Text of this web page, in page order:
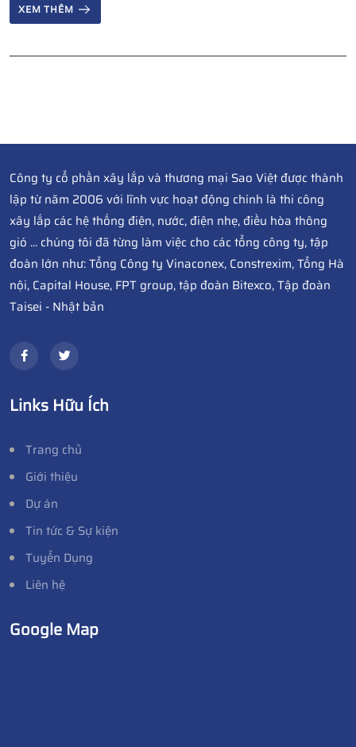
XEM THÊM
Công ty cổ phần xây lắp và thương mại Sao Việt được thành
lập từ năm 2006 với lĩnh vực hoạt động chính là thi công
xây lắp các hệ thống điện, nước, điện nhẹ, điều hòa thông
gió ... chúng tôi đã từng làm việc cho các tổng công ty, tập
đoàn lớn như: Tổng Công ty Vinaconex, Constrexim, Tổng Hà
nội, Capital House, FPT group, tập đoàn Bitexco, Tập đoàn
Taisei - Nhật bản
Links Hữu Ích
Trang chủ
Giới thiệu
Dự án
Tin tức & Sự kiện
Tuyển Dụng
Liên hệ
Google Map